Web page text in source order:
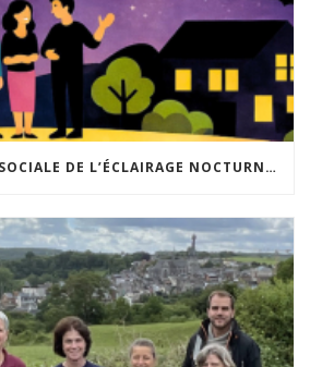
ACCEPTABILITÉ SOCIALE DE L’ÉCLAIRAGE NOCTURNE : LE REPLAY EST DISPONIBLE